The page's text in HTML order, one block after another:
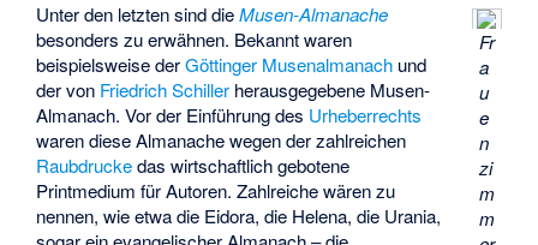
Fr
a
u
e
n
zi
m
m
Unter den letzten sind dieMusen-Almanache
besonders zu erwähnen. Bekannt waren
beispielsweise derGöttinger Musenalmanach und
der von Friedrich Schiller herausgegebene Musen-
Almanach. Vor der Einführung des Urheberrechts
waren diese Almanache wegen der zahlreichen
Raubdruckedas wirtschaftlich gebotene
Printmedium für Autoren. Zahlreiche wären zu
nennen, wie etwa die Eidora, die Helena, die Urania,